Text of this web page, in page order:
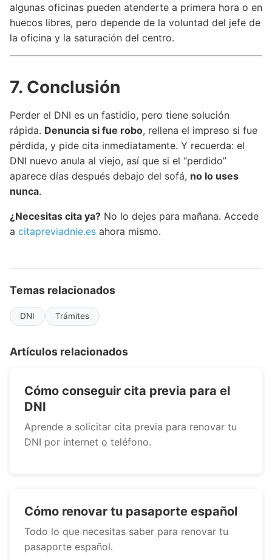
algunas oficinas pueden atenderte a primera hora o en
huecos libres, pero depende de la voluntad del jefe de
la oficina y la saturación del centro.
7. Conclusión
Perder el DNI es un fastidio, pero tiene solución
rápida. Denuncia si fue robo, rellena el impreso si fue
pérdida, y pide cita inmediatamente. Y recuerda: el
DNI nuevo anula al viejo, así que si el “perdido”
aparece días después debajo del sofá, no lo uses
nunca.
¿Necesitas cita ya? No lo dejes para mañana. Accede
a citapreviadnie.es ahora mismo.
Temas relacionados
DNI Trámites
Artículos relacionados
Cómo conseguir cita previa para el
DNI
Aprende a solicitar cita previa para renovar tu
DNI por internet o teléfono.
Cómo renovar tu pasaporte español
Todo lo que necesitas saber para renovar tu
pasaporte español.